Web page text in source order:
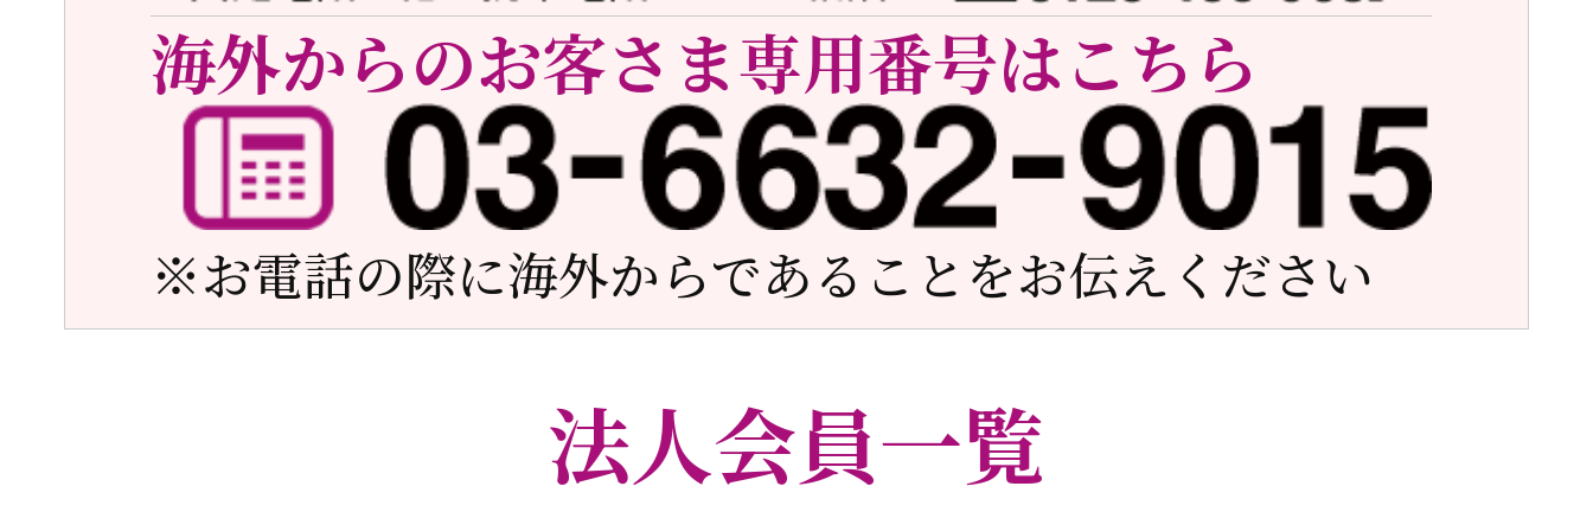
海外からのお客さま専用番号はこちら
※お電話の際に海外からであることをお伝えください
法人会員一覧